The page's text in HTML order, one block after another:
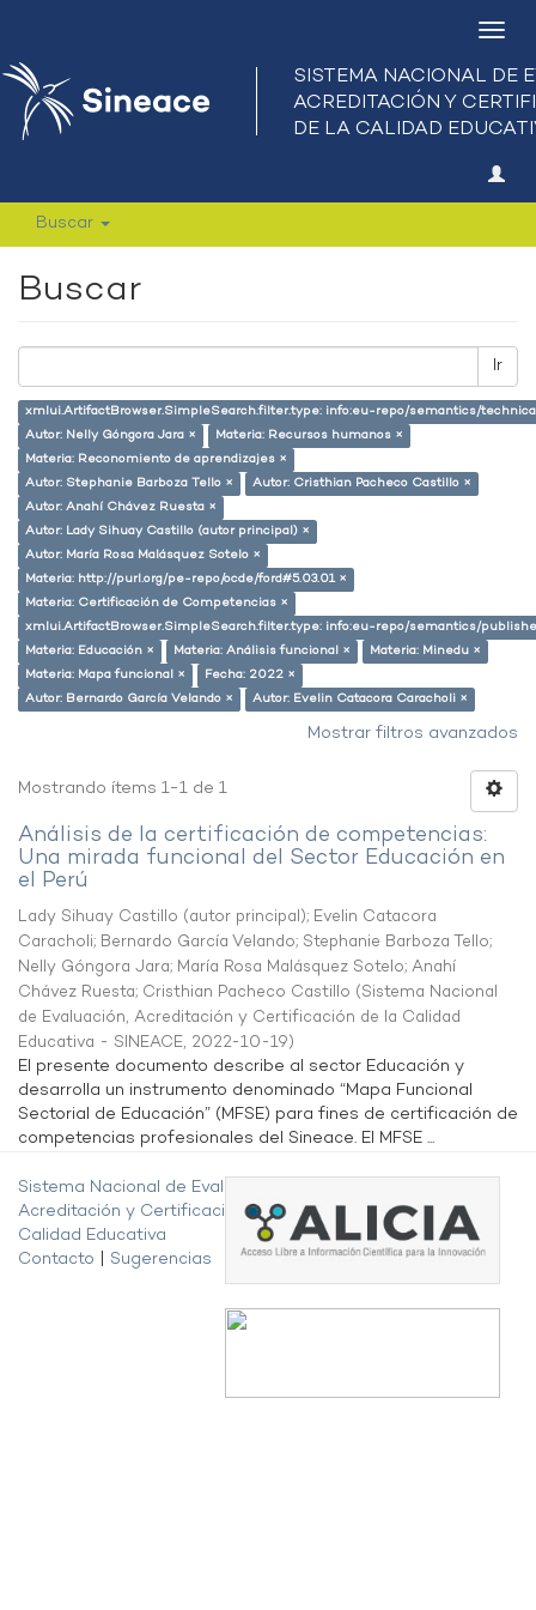
Buscar
Buscar
Ir
xmlui.ArtifactBrowser.SimpleSearch.filter.type: info:eu-repo/semantics/
Autor: Nelly Góngora Jara ×
Materia: Recursos humanos ×
Materia: Reconomiento de aprendizajes ×
Autor: Stephanie Barboza Tello ×
Autor: Cristhian Pacheco Castillo ×
Autor: Anahí Chávez Ruesta ×
Autor: Lady Sihuay Castillo (autor principal) ×
Autor: María Rosa Malásquez Sotelo ×
Materia: http://purl.org/pe-repo/ocde/ford#5.03.01 ×
Materia: Certificación de Competencias ×
xmlui.ArtifactBrowser.SimpleSearch.filter.type: info:eu-repo/semantics/
Materia: Educación ×
Materia: Análisis funcional ×
Materia: Minedu ×
Materia: Mapa funcional ×
Fecha: 2022 ×
Autor: Bernardo García Velando ×
Autor: Evelin Catacora Caracholi ×
Mostrar filtros avanzados
Mostrando ítems 1-1 de 1
Análisis de la certificación de competencias:
Una mirada funcional del Sector Educación en
el Perú
Lady Sihuay Castillo (autor principal); Evelin Catacora
Caracholi; Bernardo García Velando; Stephanie Barboza Tello;
Nelly Góngora Jara; María Rosa Malásquez Sotelo; Anahí
Chávez Ruesta; Cristhian Pacheco Castillo (Sistema Nacional
de Evaluación, Acreditación y Certificación de la Calidad
Educativa - SINEACE, 2022-10-19)
El presente documento describe al sector Educación y
desarrolla un instrumento denominado “Mapa Funcional
Sectorial de Educación” (MFSE) para fines de certificación de
competencias profesionales del Sineace. El MFSE ...
Sistema Nacional de Evaluación,
Acreditación y Certificación de la
Calidad Educativa
Contacto
Sugerencias